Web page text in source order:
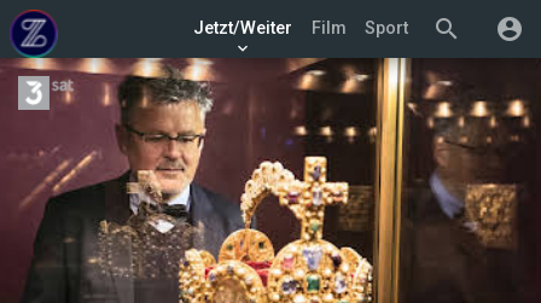
search account_circle
Jetzt/Weiter
keyboard_arrow_down
Film Sport